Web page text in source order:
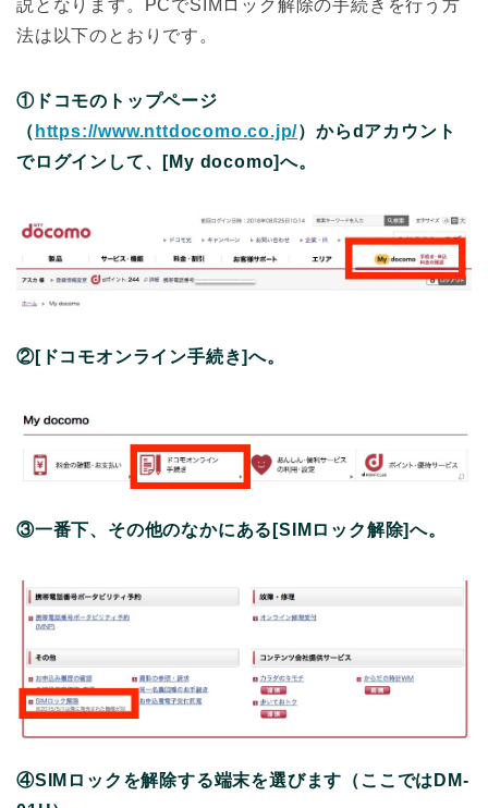
説となります。PCでSIMロック解除の手続きを行う方
法は以下のとおりです。
①ドコモのトップページ
（ https://www.nttdocomo.co.jp/）からdアカウント
でログインして、[My docomo]へ。
②[ドコモオンライン手続き]へ。
③一番下、その他のなかにある[SIMロック解除]へ。
④SIMロックを解除する端末を選びます（ここではDM-